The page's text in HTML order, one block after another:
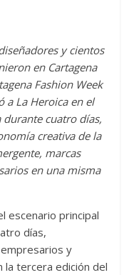
y cientos
en Cartagena
Fashion Week
a La Heroica en el
cuatro días,
creativa de la
marcas
en una misma
escenario principal
días,
y
la tercera edición del